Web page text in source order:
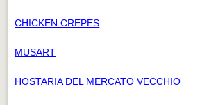
CHICKEN CREPES
MUSART
HOSTARIA DEL MERCATO VECCHIO